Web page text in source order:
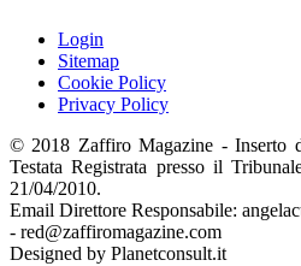
Login
Sitemap
Cookie Policy
Privacy Policy
© 2018 Zaffiro Magazine - Inserto
Testata Registrata presso il
21/04/2010.
Email Direttore Responsabile:
- red@zaffiromagazine.com
Designed by Planetconsult.it